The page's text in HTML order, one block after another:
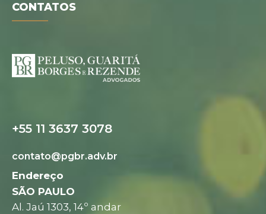
CONTATOS
+55 11 3637 3078
contato@pgbr.adv.br
Endereço
SÃO PAULO
Al. Jaú 1303, 14º andar